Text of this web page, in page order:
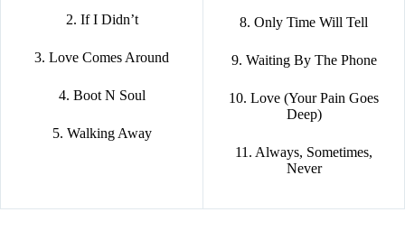
2. If I Didn’t
3. Love Comes Around
4. Boot N Soul
5. Walking Away
8. Only Time Will Tell
9. Waiting By The Phone
10. Love (Your Pain Goes
Deep)
11. Always, Sometimes,
Never